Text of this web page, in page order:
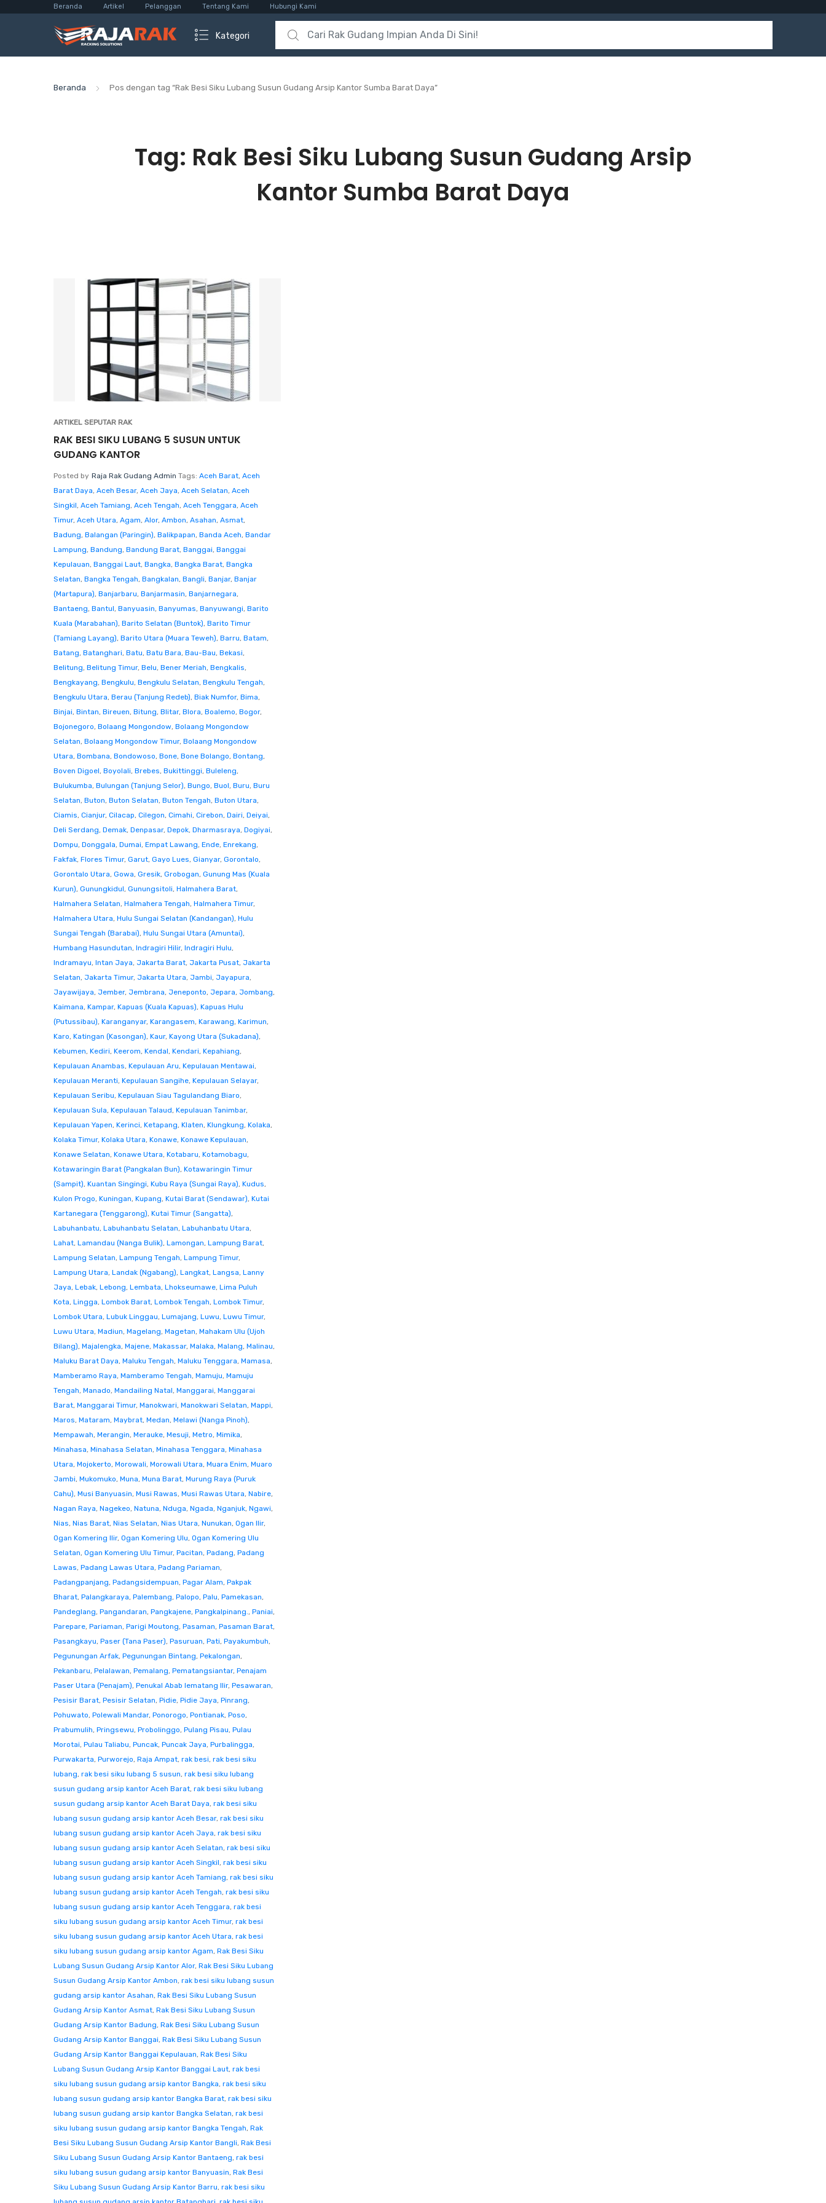
Beranda Artikel Pelanggan Tentang Kami Hubungi Kami
Kategori
Search for:
Beranda Pos dengan tag “Rak Besi Siku Lubang Susun Gudang Arsip Kantor Sumba Barat Daya”
Tag: Rak Besi Siku Lubang Susun Gudang Arsip
Kantor Sumba Barat Daya
ARTIKEL SEPUTAR RAK
RAK BESI SIKU LUBANG 5 SUSUN UNTUK
GUDANG KANTOR
Posted by Raja Rak Gudang Admin Tags: Aceh Barat, Aceh
Barat Daya, Aceh Besar, Aceh Jaya, Aceh Selatan, Aceh
Singkil, Aceh Tamiang, Aceh Tengah, Aceh Tenggara, Aceh
Timur, Aceh Utara, Agam, Alor, Ambon, Asahan, Asmat,
Badung, Balangan (Paringin), Balikpapan, Banda Aceh, Bandar
Lampung, Bandung, Bandung Barat, Banggai, Banggai
Kepulauan, Banggai Laut, Bangka, Bangka Barat, Bangka
Selatan, Bangka Tengah, Bangkalan, Bangli, Banjar, Banjar
(Martapura), Banjarbaru, Banjarmasin, Banjarnegara,
Bantaeng, Bantul, Banyuasin, Banyumas, Banyuwangi, Barito
Kuala (Marabahan), Barito Selatan (Buntok), Barito Timur
(Tamiang Layang), Barito Utara (Muara Teweh), Barru, Batam,
Batang, Batanghari, Batu, Batu Bara, Bau-Bau, Bekasi,
Belitung, Belitung Timur, Belu, Bener Meriah, Bengkalis,
Bengkayang, Bengkulu, Bengkulu Selatan, Bengkulu Tengah,
Bengkulu Utara, Berau (Tanjung Redeb), Biak Numfor, Bima,
Binjai, Bintan, Bireuen, Bitung, Blitar, Blora, Boalemo, Bogor,
Bojonegoro, Bolaang Mongondow, Bolaang Mongondow
Selatan, Bolaang Mongondow Timur, Bolaang Mongondow
Utara, Bombana, Bondowoso, Bone, Bone Bolango, Bontang,
Boven Digoel, Boyolali, Brebes, Bukittinggi, Buleleng,
Bulukumba, Bulungan (Tanjung Selor), Bungo, Buol, Buru, Buru
Selatan, Buton, Buton Selatan, Buton Tengah, Buton Utara,
Ciamis, Cianjur, Cilacap, Cilegon, Cimahi, Cirebon, Dairi, Deiyai,
Deli Serdang, Demak, Denpasar, Depok, Dharmasraya, Dogiyai,
Dompu, Donggala, Dumai, Empat Lawang, Ende, Enrekang,
Fakfak, Flores Timur, Garut, Gayo Lues, Gianyar, Gorontalo,
Gorontalo Utara, Gowa, Gresik, Grobogan, Gunung Mas (Kuala
Kurun), Gunungkidul, Gunungsitoli, Halmahera Barat,
Halmahera Selatan, Halmahera Tengah, Halmahera Timur,
Halmahera Utara, Hulu Sungai Selatan (Kandangan), Hulu
Sungai Tengah (Barabai), Hulu Sungai Utara (Amuntai),
Humbang Hasundutan, Indragiri Hilir, Indragiri Hulu,
Indramayu, Intan Jaya, Jakarta Barat, Jakarta Pusat, Jakarta
Selatan, Jakarta Timur, Jakarta Utara, Jambi, Jayapura,
Jayawijaya, Jember, Jembrana, Jeneponto, Jepara, Jombang,
Kaimana, Kampar, Kapuas (Kuala Kapuas), Kapuas Hulu
(Putussibau), Karanganyar, Karangasem, Karawang, Karimun,
Karo, Katingan (Kasongan), Kaur, Kayong Utara (Sukadana),
Kebumen, Kediri, Keerom, Kendal, Kendari, Kepahiang,
Kepulauan Anambas, Kepulauan Aru, Kepulauan Mentawai,
Kepulauan Meranti, Kepulauan Sangihe, Kepulauan Selayar,
Kepulauan Seribu, Kepulauan Siau Tagulandang Biaro,
Kepulauan Sula, Kepulauan Talaud, Kepulauan Tanimbar,
Kepulauan Yapen, Kerinci, Ketapang, Klaten, Klungkung, Kolaka,
Kolaka Timur, Kolaka Utara, Konawe, Konawe Kepulauan,
Konawe Selatan, Konawe Utara, Kotabaru, Kotamobagu,
Kotawaringin Barat (Pangkalan Bun), Kotawaringin Timur
(Sampit), Kuantan Singingi, Kubu Raya (Sungai Raya), Kudus,
Kulon Progo, Kuningan, Kupang, Kutai Barat (Sendawar), Kutai
Kartanegara (Tenggarong), Kutai Timur (Sangatta),
Labuhanbatu, Labuhanbatu Selatan, Labuhanbatu Utara,
Lahat, Lamandau (Nanga Bulik), Lamongan, Lampung Barat,
Lampung Selatan, Lampung Tengah, Lampung Timur,
Lampung Utara, Landak (Ngabang), Langkat, Langsa, Lanny
Jaya, Lebak, Lebong, Lembata, Lhokseumawe, Lima Puluh
Kota, Lingga, Lombok Barat, Lombok Tengah, Lombok Timur,
Lombok Utara, Lubuk Linggau, Lumajang, Luwu, Luwu Timur,
Luwu Utara, Madiun, Magelang, Magetan, Mahakam Ulu (Ujoh
Bilang), Majalengka, Majene, Makassar, Malaka, Malang, Malinau,
Maluku Barat Daya, Maluku Tengah, Maluku Tenggara, Mamasa,
Mamberamo Raya, Mamberamo Tengah, Mamuju, Mamuju
Tengah, Manado, Mandailing Natal, Manggarai, Manggarai
Barat, Manggarai Timur, Manokwari, Manokwari Selatan, Mappi,
Maros, Mataram, Maybrat, Medan, Melawi (Nanga Pinoh),
Mempawah, Merangin, Merauke, Mesuji, Metro, Mimika,
Minahasa, Minahasa Selatan, Minahasa Tenggara, Minahasa
Utara, Mojokerto, Morowali, Morowali Utara, Muara Enim, Muaro
Jambi, Mukomuko, Muna, Muna Barat, Murung Raya (Puruk
Cahu), Musi Banyuasin, Musi Rawas, Musi Rawas Utara, Nabire,
Nagan Raya, Nagekeo, Natuna, Nduga, Ngada, Nganjuk, Ngawi,
Nias, Nias Barat, Nias Selatan, Nias Utara, Nunukan, Ogan Ilir,
Ogan Komering Ilir, Ogan Komering Ulu, Ogan Komering Ulu
Selatan, Ogan Komering Ulu Timur, Pacitan, Padang, Padang
Lawas, Padang Lawas Utara, Padang Pariaman,
Padangpanjang, Padangsidempuan, Pagar Alam, Pakpak
Bharat, Palangkaraya, Palembang, Palopo, Palu, Pamekasan,
Pandeglang, Pangandaran, Pangkajene, Pangkalpinang., Paniai,
Parepare, Pariaman, Parigi Moutong, Pasaman, Pasaman Barat,
Pasangkayu, Paser (Tana Paser), Pasuruan, Pati, Payakumbuh,
Pegunungan Arfak, Pegunungan Bintang, Pekalongan,
Pekanbaru, Pelalawan, Pemalang, Pematangsiantar, Penajam
Paser Utara (Penajam), Penukal Abab lematang Ilir, Pesawaran,
Pesisir Barat, Pesisir Selatan, Pidie, Pidie Jaya, Pinrang,
Pohuwato, Polewali Mandar, Ponorogo, Pontianak, Poso,
Prabumulih, Pringsewu, Probolinggo, Pulang Pisau, Pulau
Morotai, Pulau Taliabu, Puncak, Puncak Jaya, Purbalingga,
Purwakarta, Purworejo, Raja Ampat, rak besi, rak besi siku
lubang, rak besi siku lubang 5 susun, rak besi siku lubang
susun gudang arsip kantor Aceh Barat, rak besi siku lubang
susun gudang arsip kantor Aceh Barat Daya, rak besi siku
lubang susun gudang arsip kantor Aceh Besar, rak besi siku
lubang susun gudang arsip kantor Aceh Jaya, rak besi siku
lubang susun gudang arsip kantor Aceh Selatan, rak besi siku
lubang susun gudang arsip kantor Aceh Singkil, rak besi siku
lubang susun gudang arsip kantor Aceh Tamiang, rak besi siku
lubang susun gudang arsip kantor Aceh Tengah, rak besi siku
lubang susun gudang arsip kantor Aceh Tenggara, rak besi
siku lubang susun gudang arsip kantor Aceh Timur, rak besi
siku lubang susun gudang arsip kantor Aceh Utara, rak besi
siku lubang susun gudang arsip kantor Agam, Rak Besi Siku
Lubang Susun Gudang Arsip Kantor Alor, Rak Besi Siku Lubang
Susun Gudang Arsip Kantor Ambon, rak besi siku lubang susun
gudang arsip kantor Asahan, Rak Besi Siku Lubang Susun
Gudang Arsip Kantor Asmat, Rak Besi Siku Lubang Susun
Gudang Arsip Kantor Badung, Rak Besi Siku Lubang Susun
Gudang Arsip Kantor Banggai, Rak Besi Siku Lubang Susun
Gudang Arsip Kantor Banggai Kepulauan, Rak Besi Siku
Lubang Susun Gudang Arsip Kantor Banggai Laut, rak besi
siku lubang susun gudang arsip kantor Bangka, rak besi siku
lubang susun gudang arsip kantor Bangka Barat, rak besi siku
lubang susun gudang arsip kantor Bangka Selatan, rak besi
siku lubang susun gudang arsip kantor Bangka Tengah, Rak
Besi Siku Lubang Susun Gudang Arsip Kantor Bangli, Rak Besi
Siku Lubang Susun Gudang Arsip Kantor Bantaeng, rak besi
siku lubang susun gudang arsip kantor Banyuasin, Rak Besi
Siku Lubang Susun Gudang Arsip Kantor Barru, rak besi siku